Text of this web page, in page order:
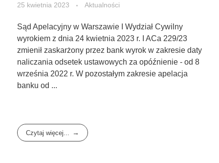
25 kwietnia 2023 Aktualności
Sąd Apelacyjny w Warszawie I Wydział Cywilny
wyrokiem z dnia 24 kwietnia 2023 r. I ACa 229/23
zmienił zaskarżony przez bank wyrok w zakresie daty
naliczania odsetek ustawowych za opóźnienie - od 8
września 2022 r. W pozostałym zakresie apelacja
banku od ...
Czytaj więcej...